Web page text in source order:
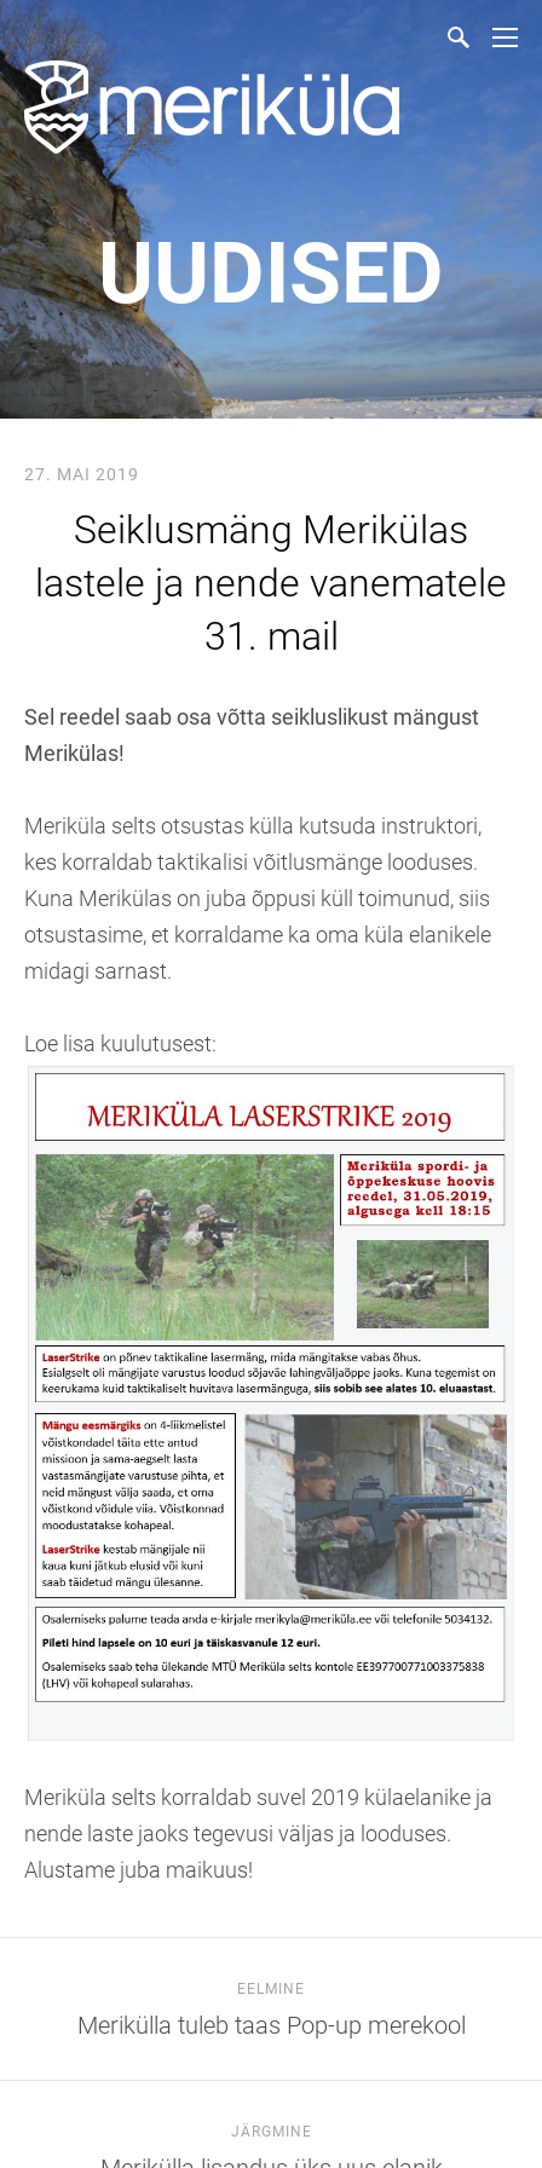
UUDISED
27. MAI 2019
Seiklusmäng Merikülas
lastele ja nende vanematele
31. mail
Sel reedel saab osa võtta seikluslikust mängust
Merikülas!
Meriküla selts otsustas külla kutsuda instruktori,
kes korraldab taktikalisi võitlusmänge looduses.
Kuna Merikülas on juba õppusi küll toimunud, siis
otsustasime, et korraldame ka oma küla elanikele
midagi sarnast.
Loe lisa kuulutusest:
Meriküla selts korraldab suvel 2019 külaelanike ja
nende laste jaoks tegevusi väljas ja looduses.
Alustame juba maikuus!
EELMINE
Merikülla tuleb taas Pop-up merekool
JÄRGMINE